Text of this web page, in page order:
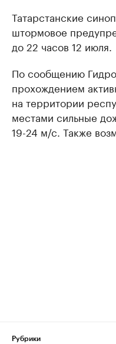
Татарстанские
штормовое
до 22 часов 12 июля.
По сообщению
прохождением
на территории
местами сильные
19-24 м/с. Также
Рубрики